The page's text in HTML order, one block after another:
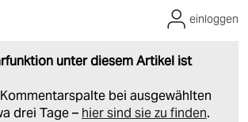
unter diesem Artikel ist
bei ausgewählten
drei Tage – hier sind sie zu finden.
einloggen